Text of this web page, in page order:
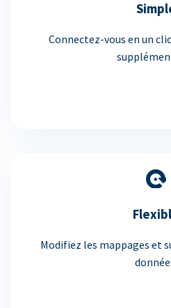
Connectez-vous en un
Modifiez les mappages et